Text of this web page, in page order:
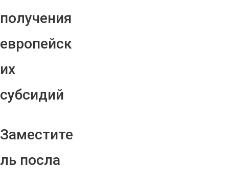
получения
европейск
их
субсидий
Заместите
ль посла